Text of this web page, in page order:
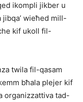
ikompli jikber u
jibqa’ wieħed mill-
kif ukoll fil-
twila fil-qasam
bħala plejer kif
organizzattiva tad-